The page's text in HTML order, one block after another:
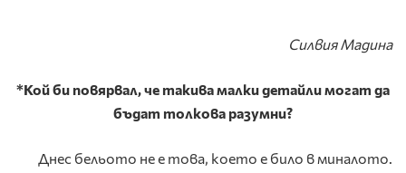
Силвия Мадина
*Кой би повярвал, че такива малки детайли могат да
бъдат толкова разумни?
Днес бельото не е това, което е било в миналото.